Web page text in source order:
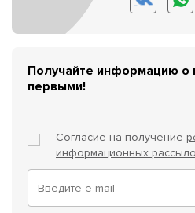
Получайте информацию о
первыми!
Согласие на получение
информационных